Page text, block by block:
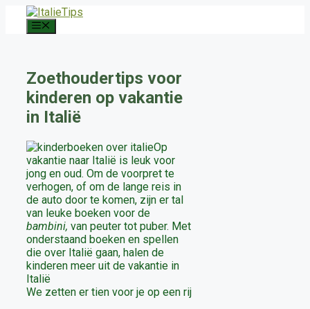
Zoethoudertips voor
kinderen op vakantie
in Italië
Op
vakantie naar Italië is leuk voor
jong en oud. Om de voorpret te
verhogen, of om de lange reis in
de auto door te komen, zijn er tal
van leuke boeken voor de
bambini, van peuter tot puber. Met
onderstaand boeken en spellen
die over Italië gaan, halen de
kinderen meer uit de vakantie in
Italië
We zetten er tien voor je op een rij